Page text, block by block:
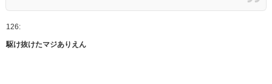
126:
駆け抜けたマジありえん